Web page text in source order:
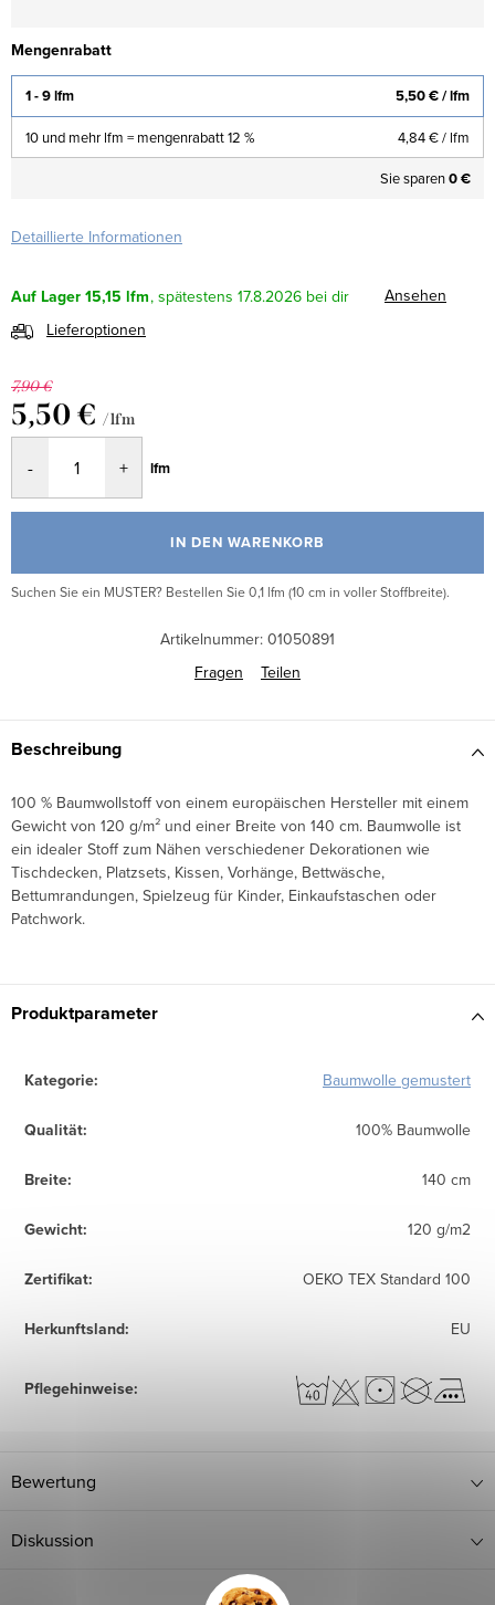
Mengenrabatt
1 - 9 lfm 5,50 €/ lfm
10 und mehr lfm = mengenrabatt 12 % 4,84 €/ lfm
Sie sparen0 €
Detaillierte Informationen
Auf Lager15,15 lfm 17.8.2026
Ansehen
Lieferoptionen
7,90 €
5,50 € / lfm
lfm
IN DEN WARENKORB
Suchen Sie ein MUSTER? Bestellen Sie 0,1 lfm (10 cm in voller Stoffbreite).
Artikelnummer: 01050891
Fragen
Teilen
Beschreibung
100 % Baumwollstoff von einem europäischen Hersteller mit einem
Gewicht von 120 g/m² und einer Breite von 140 cm. Baumwolle ist
ein idealer Stoff zum Nähen verschiedener Dekorationen wie
Tischdecken, Platzsets, Kissen, Vorhänge, Bettwäsche,
Bettumrandungen, Spielzeug für Kinder, Einkaufstaschen oder
Patchwork.
Produktparameter
Kategorie: Baumwolle gemustert
Qualität: 100% Baumwolle
Breite: 140 cm
Gewicht: 120 g/m2
Zertifikat: OEKO TEX Standard 100
Herkunftsland: EU
Pflegehinweise:
Bewertung
Diskussion